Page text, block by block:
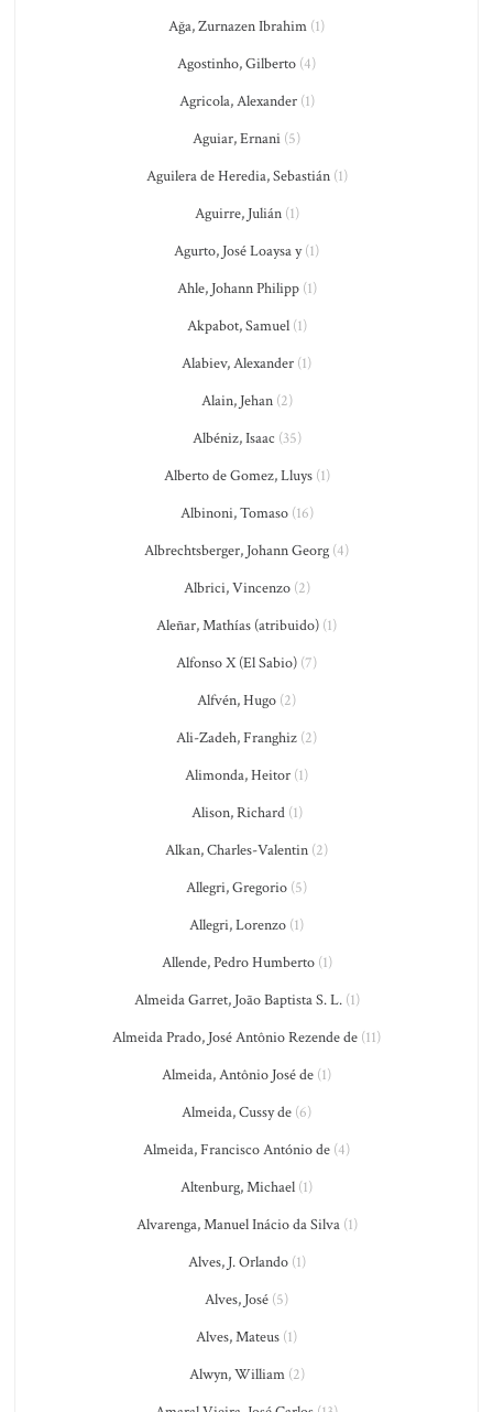
Ağa, Zurnazen Ibrahim (1)
Agostinho, Gilberto (4)
Agricola, Alexander(1)
Aguiar, Ernani (5)
Aguilera de Heredia, Sebastián(1)
Aguirre, Julián(1)
Agurto, José Loaysa y(1)
Ahle, Johann Philipp(1)
Akpabot, Samuel(1)
Alabiev, Alexander (1)
Alain, Jehan(2)
Albéniz, Isaac (35)
Alberto de Gomez, Lluys(1)
Albinoni, Tomaso(16)
Albrechtsberger, Johann Georg (4)
Albrici, Vincenzo(2)
Aleñar, Mathías (atribuido) (1)
Alfonso X (El Sabio) (7)
Alfvén, Hugo (2)
Ali-Zadeh, Franghiz (2)
Alimonda, Heitor (1)
Alison, Richard(1)
Alkan, Charles-Valentin (2)
Allegri, Gregorio (5)
Allegri, Lorenzo (1)
Allende, Pedro Humberto(1)
Almeida Garret, João Baptista S. L.(1)
Almeida Prado, José Antônio Rezende de (11)
Almeida, Antônio José de (1)
Almeida, Cussy de (6)
Almeida, Francisco António de (4)
Altenburg, Michael (1)
Alvarenga, Manuel Inácio da Silva(1)
Alves, J. Orlando(1)
Alves, José (5)
Alves, Mateus (1)
Alwyn, William(2)